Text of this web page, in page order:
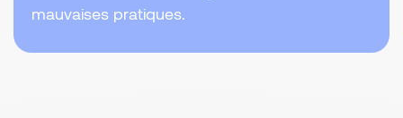
mauvaises pratiques.